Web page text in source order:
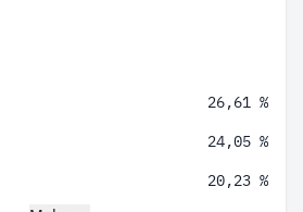
26,61 %
24,05 %
20,23 %